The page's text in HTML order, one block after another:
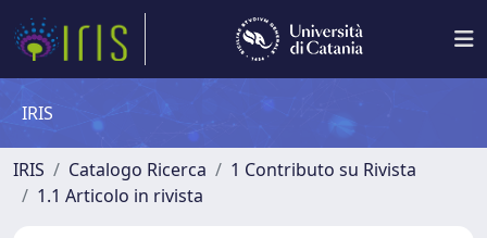
IRIS
IRIS Catalogo Ricerca
1 Contributo su Rivista
1.1 Articolo in rivista